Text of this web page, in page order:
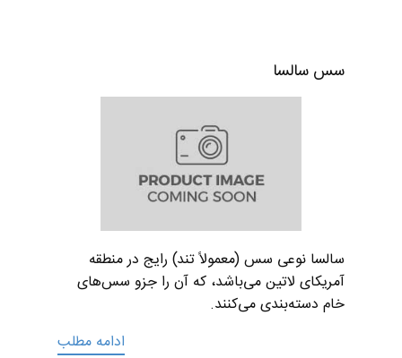
سس سالسا
سالسا نوعی سس (معمولاً تند) رایج در منطقه
آمریکای لاتین می‌باشد، که آن را جزو سس‌های
خام دسته‌بندی می‌کنند.
ادامه مطلب